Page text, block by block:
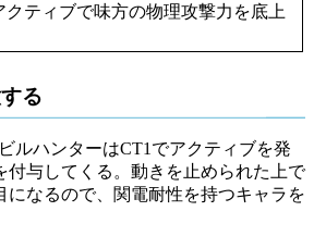
クティブで味方の物理攻撃力を底上
る
ルハンターはCT1でアクティブを発
付与してくる。動きを止められた上で
になるので、関電耐性を持つキャラを